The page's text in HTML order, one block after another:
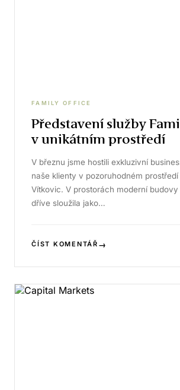
FAMILY OFFICE
Představení služby
v unikátním prostředí
V březnu jsme hostili exkluzivní
naše klienty v pozoruhodném prostředí
Vítkovic. V prostorách moderní budovy
dříve sloužila jako…
ČÍST KOMENTÁŘ →